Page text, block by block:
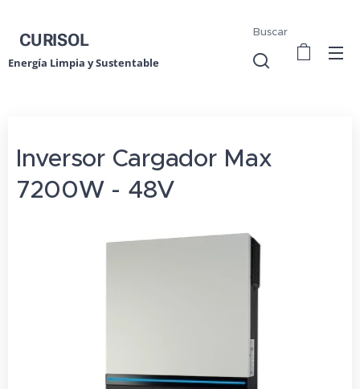
CURISOL
Energía Limpia y Sustentable
Buscar
Inversor Cargador Max
7200W - 48V